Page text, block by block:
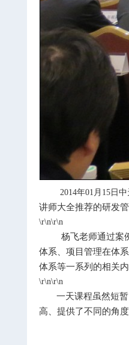
2014年01 月 15 日
讲师大全推荐的研发管
\r\n\r\n
杨飞老师通过案
体系、项目管理在体
体系等一系列的相关内
\r\n\r\n
一天课程虽然短
高、提供了不同的角